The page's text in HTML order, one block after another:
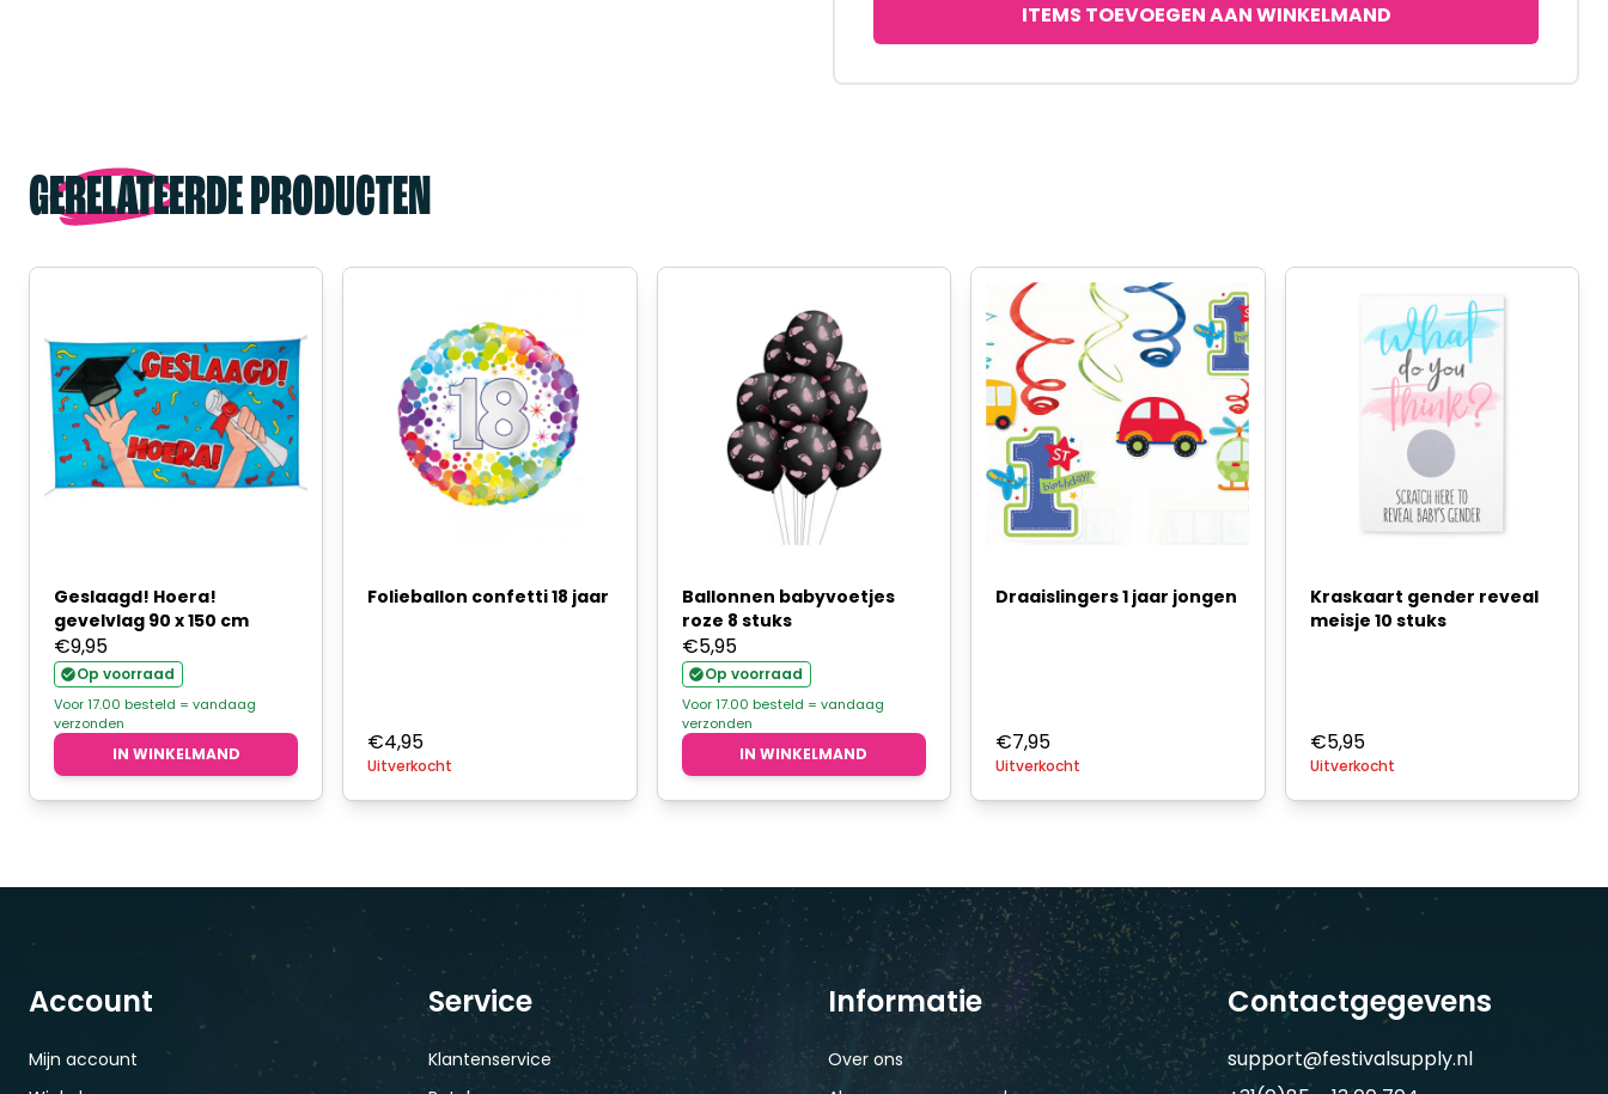
ITEMS TOEVOEGEN AAN WINKELMAND
GERELATEERDE PRODUCTEN
Geslaagd! Hoera!
gevelvlag 90 x 150 cm
€9,95
Op voorraad
Voor 17.00 besteld = vandaag
verzonden
IN WINKELMAND
Folieballon confetti 18 jaar
€4,95
Uitverkocht
Ballonnen babyvoetjes
roze 8 stuks
€5,95
Op voorraad
Voor 17.00 besteld = vandaag
verzonden
IN WINKELMAND
Draaislingers 1 jaar jongen
€7,95
Uitverkocht
Kraskaart gender reveal
meisje 10 stuks
€5,95
Uitverkocht
Account
Mijn account
Service
Klantenservice
Informatie
Over ons
Contactgegevens
support@festivalsupply.nl